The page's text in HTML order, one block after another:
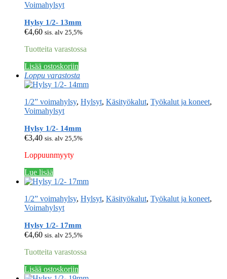
Voimahylsyt
Hylsy 1/2- 13mm
€4,60 sis. alv 25,5%
Tuotteita varastossa
Lisää ostoskoriin
Loppu varastosta
1/2” voimahylsy, Hylsyt, Käsityökalut, Työkalut ja koneet,
Voimahylsyt
Hylsy 1/2- 14mm
€3,40 sis. alv 25,5%
Loppuunmyyty
Lue lisää
1/2” voimahylsy, Hylsyt, Käsityökalut, Työkalut ja koneet,
Voimahylsyt
Hylsy 1/2- 17mm
€4,60 sis. alv 25,5%
Tuotteita varastossa
Lisää ostoskoriin